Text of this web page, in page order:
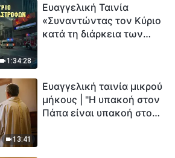
1:34:28
Ευαγγελική Ταινία
«Συναντώντας τον Κύριο
κατά τη διάρκεια των
εξαφάνισης». Οι
καταστροφές χτυπούν.
Ξεκινά η αντίστροφη
13:41
Ευαγγελική ταινία μικρού
μήκους | "Η υπακοή στον
Πάπα είναι υπακοή στον